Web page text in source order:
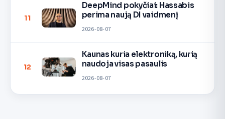
11
DeepMind pokyčiai: Hassabis
perima naują DI vaidmenį
2026-08-07
12
Kaunas kuria elektroniką, kurią
naudoja visas pasaulis
2026-08-07